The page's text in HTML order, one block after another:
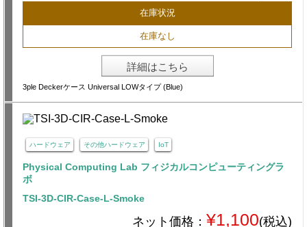
在庫状況
在庫なし
詳細はこちら
3ple Deckerケース Universal LOWタイプ (Blue)
ハードウェア その他ハードウェア IoT
Physical Computing Lab フィジカルコンピューティングラ
ボ
TSI-3D-CIR-Case-L-Smoke
ネット価格： ¥1,100(税込)